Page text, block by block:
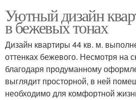
Уютный дизайн
в бежевых тонах
Дизайн квартиры 44 кв. м.
оттенках бежевого. Несмотря на
благодаря продуманному
выглядит просторной, в ней
необходимо для комфортной